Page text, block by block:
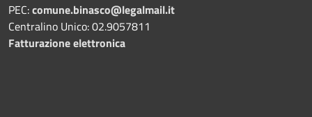
PEC:comune.binasco@legalmail.it
Centralino Unico: 02.9057811
Fatturazione elettronica